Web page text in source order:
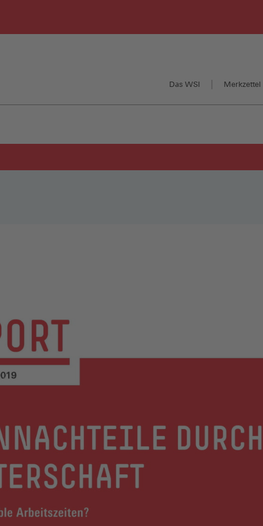
Das WSI Merkzettel